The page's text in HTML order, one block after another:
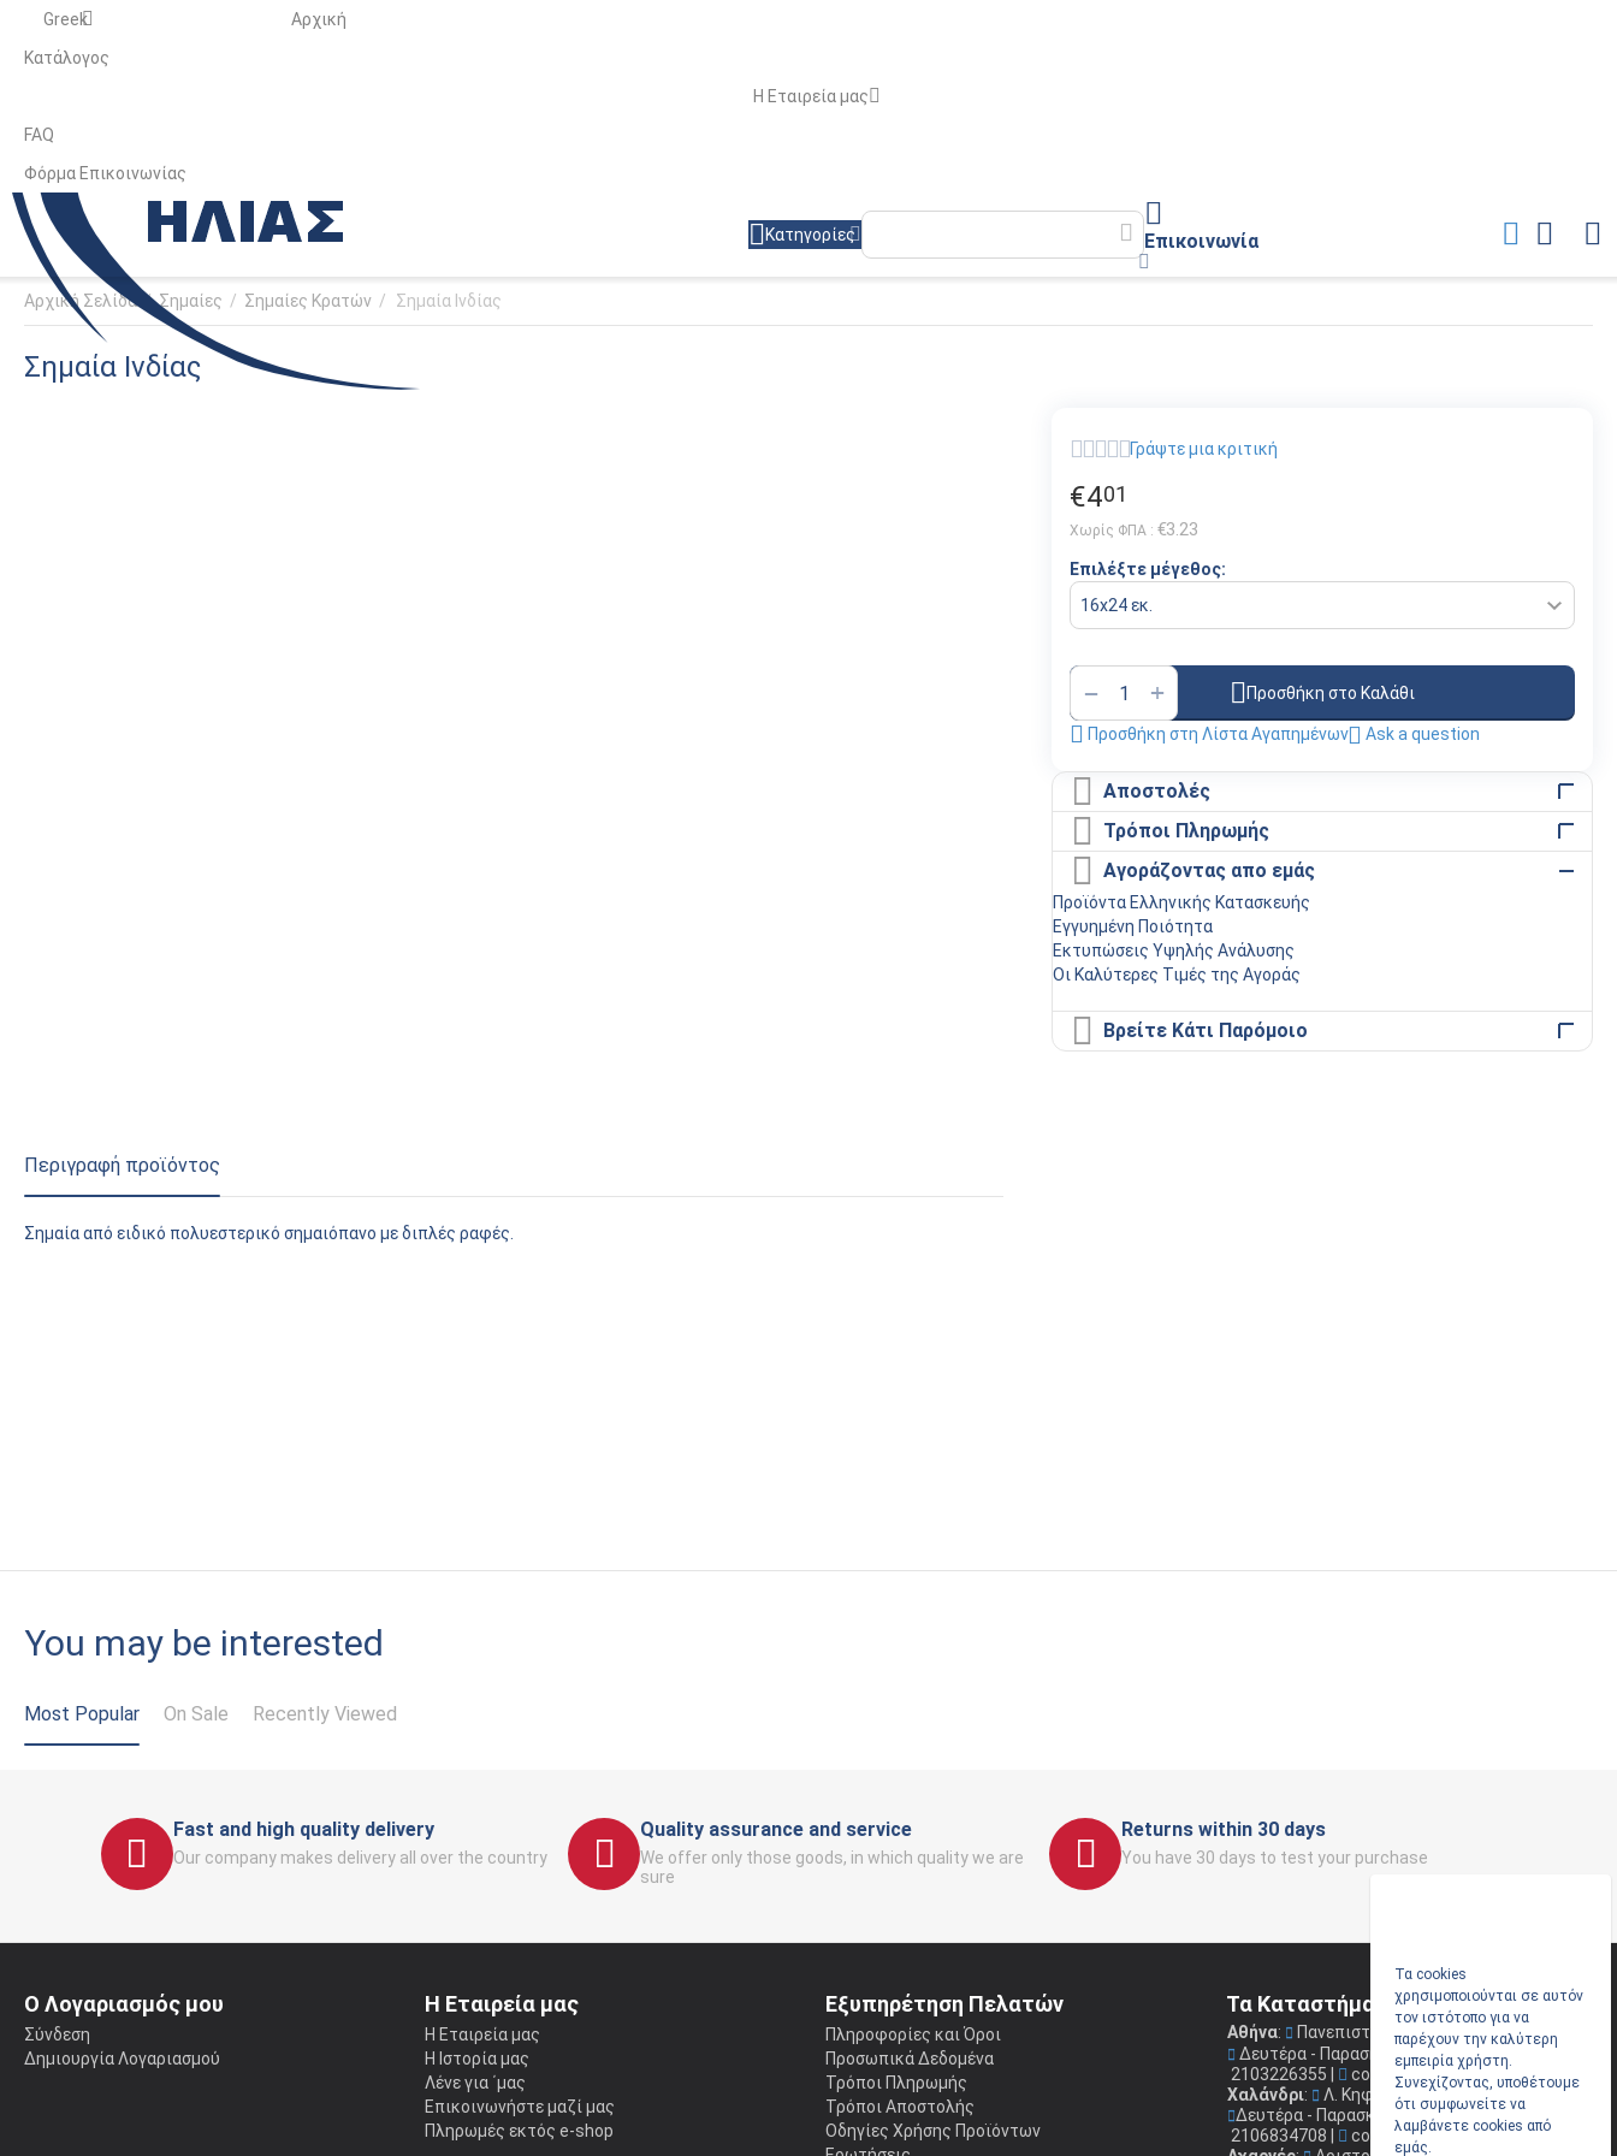
Greek
Αρχική
Κατάλογος
Η Εταιρεία μας
FAQ
Φόρμα Επικοινωνίας
Κατηγορίες Επικοινωνία
Αρχική Σελίδα / Σημαίες / Σημαίες Κρατών / Σημαία Ινδίας
Σημαία Ινδίας
Γράψτε μια κριτική
€401
Χωρίς ΦΠΑ : €3.23
Επιλέξτε μέγεθος:
+
− Προσθήκη στο Καλάθι
Προσθήκη στη Λίστα Αγαπημένων Ask a question
Αποστολές
Τρόποι Πληρωμής
Αγοράζοντας απο εμάς
Προϊόντα Ελληνικής Κατασκευής
Εγγυημένη Ποιότητα
Εκτυπώσεις Υψηλής Ανάλυσης
Οι Καλύτερες Τιμές της Αγοράς
Βρείτε Κάτι Παρόμοιο
Περιγραφή προϊόντος
Σημαία από ειδικό πολυεστερικό σημαιόπανο με διπλές ραφές.
You may be interested
Most Popular On Sale Recently Viewed
Fast and high quality delivery
Our company makes delivery all over the country
Quality assurance and service
We offer only those goods, in which quality we are
sure
Returns within 30 days
You have 30 days to test your purchase
Ο Λογαριασμός μου
Σύνδεση
Δημιουργία Λογαριασμού
Η Εταιρεία μας
Η Εταιρεία μας
Η Ιστορία μας
Λένε για ΄μας
Επικοινωνήστε μαζί μας
Πληρωμές εκτός e-shop
Εξυπηρέτηση Πελατών
Πληροφορίες και Όροι
Προσωπικά Δεδομένα
Τρόποι Πληρωμής
Τρόποι Αποστολής
Οδηγίες Χρήσης Προϊόντων
Τα Καταστήματα μας
Αθήνα: Πανεπιστημίου 41(Στοά Νικολούδη)
Δευτέρα - Παρασκευή: 09.00 - 17.00
2103226355
coconis1@coconis.gr
Χαλάνδρι:
Λ. Κηφισίας 264
Δευτέρα - Παρασκευή: 09.00 - 17.00
2106834708
coconis2@coconis.gr
Τα cookies
χρησιμοποιούνται σε αυτόν
τον ιστότοπο για να
παρέχουν την καλύτερη
εμπειρία χρήστη.
Συνεχίζοντας, υποθέτουμε
ότι συμφωνείτε να
λαμβάνετε cookies από
εμάς.